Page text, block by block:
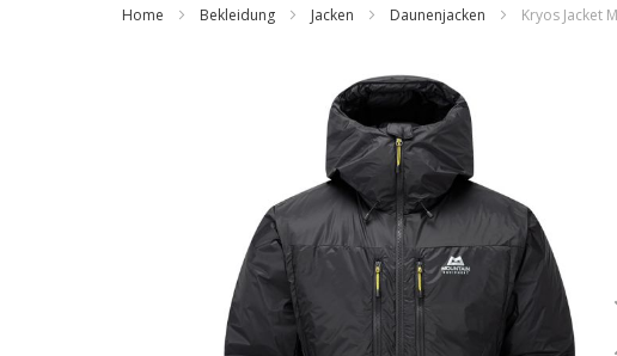
Home Bekleidung Jacken Daunenjacken Kryos Jacket M